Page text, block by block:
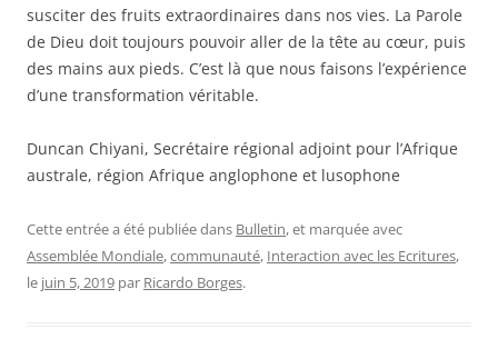
susciter des fruits extraordinaires dans nos vies. La Parole
de Dieu doit toujours pouvoir aller de la tête au cœur, puis
des mains aux pieds. C’est là que nous faisons l’expérience
d’une transformation véritable.
Duncan Chiyani, Secrétaire régional adjoint pour l’Afrique
australe, région Afrique anglophone et lusophone
Cette entrée a été publiée dans Bulletin, et marquée avec
Assemblée Mondiale,communauté, Interaction avec les Ecritures,
le juin 5, 2019 par Ricardo Borges.